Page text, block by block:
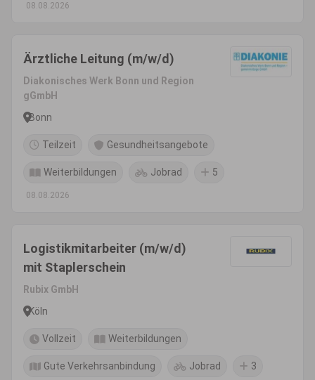
08.08.2026
Ärztliche Leitung (m/w/d)
Diakonisches Werk Bonn und Region
gGmbH
Bonn
Teilzeit Gesundheitsangebote
Weiterbildungen Jobrad 5
08.08.2026
Logistikmitarbeiter (m/w/d)
mit Staplerschein
Rubix GmbH
Köln
Vollzeit Weiterbildungen
Gute Verkehrsanbindung Jobrad 3